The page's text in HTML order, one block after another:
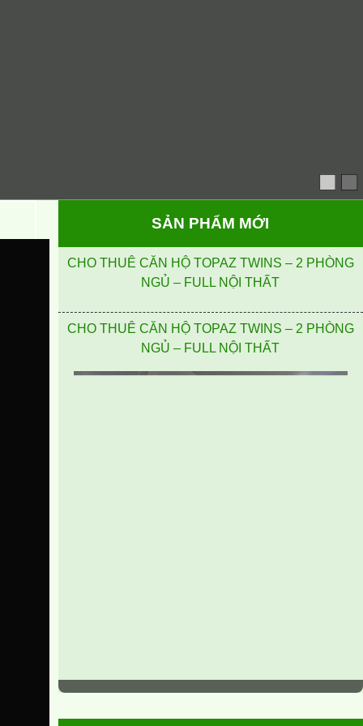
SẢN PHẨM MỚI
CHO THUÊ CĂN HỘ TOPAZ TWINS – 2 PHÒNG
NGỦ – FULL NỘI THẤT
CHO THUÊ CĂN HỘ TOPAZ TWINS – 2 PHÒNG
NGỦ – FULL NỘI THẤT